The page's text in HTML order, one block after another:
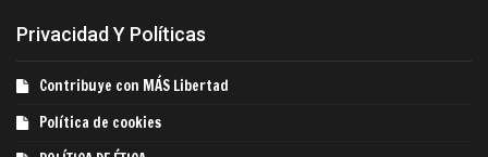
Privacidad Y Políticas
Contribuye con MÁS Libertad
Política de cookies